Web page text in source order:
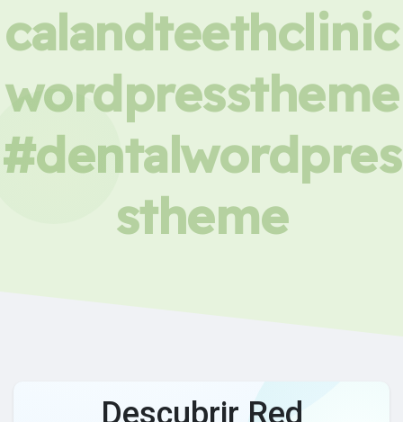
calandteethclinic
wordpresstheme
#dentalwordpres
stheme
Descubrir Red